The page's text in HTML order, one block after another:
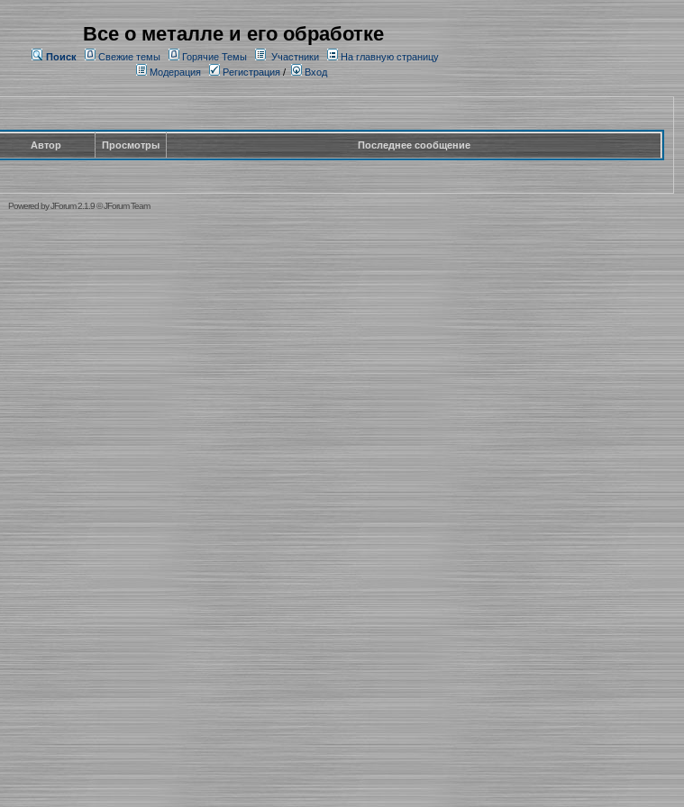
Все о металле и его обработке
Поиск Свежие темы Горячие Темы Участники
На главную страницу
Модерация
Регистрация/ Вход
Автор Просмотры Последнее сообщение
Powered byJForum 2.1.9©JForum Team